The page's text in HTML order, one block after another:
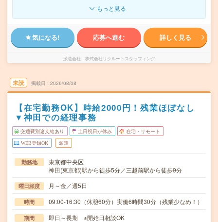
もっと見る
気になる! 応募へ進む 詳しく見る
派遣会社 株式会社リクルートスタッフィング
未読 掲載日 2026/08/08
【在宅勤務OK】時給2000円！残業ほぼなし
▼神田での経理事務
交通費別途支給あり 土日祝日が休み 在宅・リモート
WEB登録OK 派遣
勤務地
東京都中央区
神田(東京都)駅から徒歩5分／三越前駅から徒歩9分
曜日頻度 月～金／週5日
時間 09:00-16:30（休憩60分）実働6時間30分（残業少なめ！）
期間 即日～長期 ※開始日相談OK